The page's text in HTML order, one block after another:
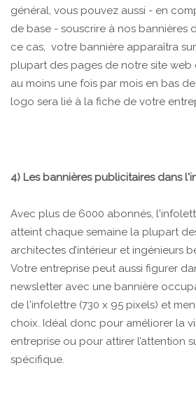
général, vous pouvez aussi - en
de base - souscrire à nos bannières
ce cas, votre bannière apparaîtra
plupart des pages de notre site
au moins une fois par mois en bas
logo sera lié à la fiche de votre
4) Les bannières publicitaires dans
Avec plus de 6000 abonnés,
atteint chaque semaine la plupart
architectes d’intérieur et ingénieurs
Votre entreprise peut aussi figurer
newsletter avec une bannière
de l'infolettre (730 x 95 pixels) et
choix. Idéal donc pour améliorer la
entreprise ou pour attirer l’attention
spécifique.